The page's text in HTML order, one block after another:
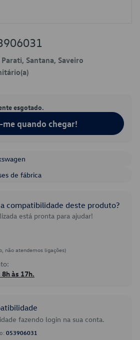
Parati, Santana, Saveiro
esgotado.
me quando chegar!
de fábrica
compatibilidade deste produto?
está pronta para ajudar!
não atendemos ligações)
às 17h.
fazendo login na sua conta.
053906031